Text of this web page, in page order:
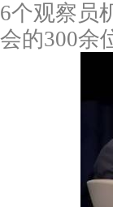
6个观察员
会的300余